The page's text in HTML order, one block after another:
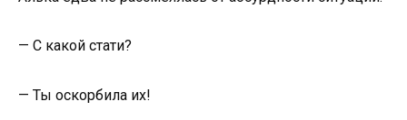
— С какой стати?
— Ты оскорбила их!